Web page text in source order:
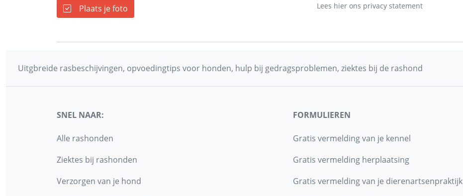
Plaats je foto Lees hier ons privacy statement
Uitgbreide rasbeschijvingen, opvoedingtips voor honden, hulp bij gedragsproblemen, ziektes bij de rashond
SNEL NAAR:
Alle rashonden
Ziektes bij rashonden
Verzorgen van je hond
FORMULIEREN
Gratis vermelding van je kennel
Gratis vermelding herplaatsing
Gratis vermelding van je dierenartsenpraktijk